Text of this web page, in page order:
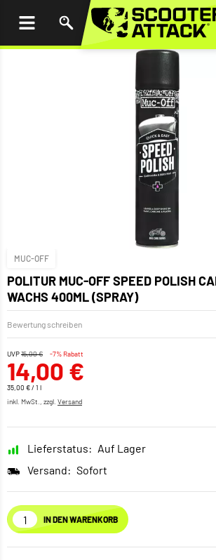
MUC-OFF
POLITUR MUC-OFF SPEED POLISH
WACHS 400ML (SPRAY)
Bewertung schreiben
UVP15,00 € -7% Rabatt
14,00 €
35,00 € / 1 l
inkl. MwSt., zzgl. Versand
Lieferstatus: Auf Lager
Versand: Sofort
IN DEN WARENKORB